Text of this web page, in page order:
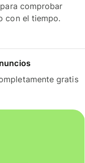
comprobar
con el tiempo.
gratis